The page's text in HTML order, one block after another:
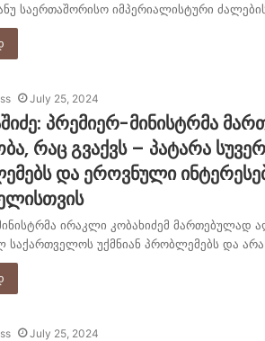
საერთაშორისო იმპერიალისტური
July 25, 2024
პრემიერ-მინისტრმა
რაც გვაქვს – პატარა
და ეროვნული
ირაკლი კობახიძემ მართებულად
საქართველოს უქმნიან პრობლემებს და
July 25, 2024